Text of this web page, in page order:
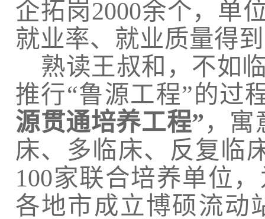
企拓岗2000余个，单
就业率、就业质量得
熟读王叔和，不如
推行“鲁源工程”的过
源贯通培养工程” ，寓
床、多临床、反复临
100家联合培养单位
各地市成立博硕流动